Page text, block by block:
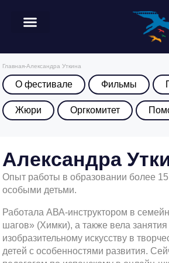
Главная-Александра Уткина
О фестивале Фильмы
Жюри Оргкомитет
Александра
Опыт работы в образовании более 15
особыми детьми.
Работала АВА-инструктором в
шагов» (Химки), а также вела
изобразительному искусству в
детей с особенностями развития.